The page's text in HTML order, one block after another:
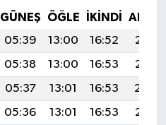
GÜNEŞ ÖĞLE İKINDI
05:39 13:00 16:52
20:12
05:38 13:00 16:53
20:13
05:37 13:01 16:53
20:14
05:36 13:01 16:53
20:15